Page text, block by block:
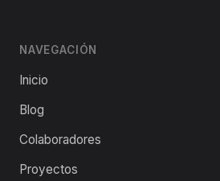
NAVEGACIÓN
Inicio
Blog
Colaboradores
Proyectos